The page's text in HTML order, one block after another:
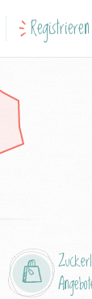
Registrieren